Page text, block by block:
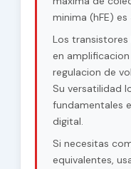
minima (hFE) es
Los transistores
en
regulacion de
Su versatilidad
fundamentales
digital.
Si necesitas
equivalentes,